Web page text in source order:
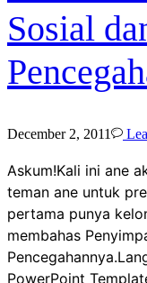
Sosial
December 2, 2011
Askum!Kali ini ane
teman ane untuk
pertama punya
membahas
PowerPoint